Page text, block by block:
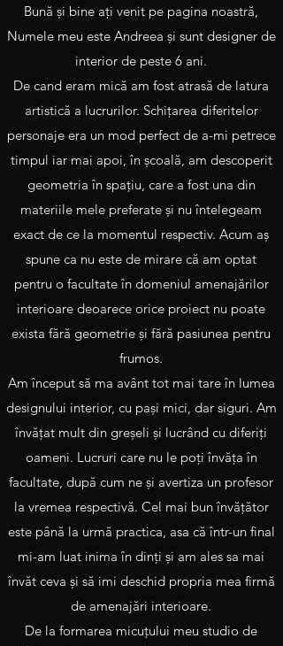
Obiectivul nostru este îmbunătăţirea modului
dumneavoastră de viaţă prin optimizarea
spaţiului precum şi armonizarea lui pentru a
crea un întreg. Rezultatul muncii noastre va fi
spaţiu excepţional, atemporal, „croit” pentru
personalitatea şi nevoile dumneavoastră.
Suntem aici pentru a crea un portret unic
cine sunteţi, cum trăiţi şi ce iubiţi.
Proiectele noastre preferate
Ce detalii avem nevoie pentru ofertare
Serviciile noastra
Bună şi bine aţi venit pe pagina noastră,
Numele meu este Andreea şi sunt designer de
interior de peste 6 ani.
De cand eram mică am fost atrasă de latura
artistică a lucrurilor. Schiţarea diferitelor
personaje era un mod perfect de a-mi petrece
timpul iar mai apoi, în şcoală, am descoperit
geometria în spaţiu, care a fost una din
materiile mele preferate şi nu întelegeam
exact de ce la momentul respectiv. Acum aş
spune ca nu este de mirare că am optat
pentru o facultate în domeniul amenajărilor
interioare deoarece orice proiect nu poate
exista fără geometrie şi fără pasiunea pentru
frumos.
Am început să ma avânt tot mai tare în lumea
designului interior, cu paşi mici, dar siguri. Am
învăţat mult din greşeli şi lucrând cu diferiţi
oameni. Lucruri care nu le poţi învăţa în
facultate, după cum ne şi avertiza un profesor
la vremea respectivă. Cel mai bun învăţător
este până la urmă practica, asa că într-un final
mi-am luat inima în dinţi şi am ales sa mai
învăt ceva şi să imi deschid propria mea firmă
de amenajări interioare.
De la formarea micuţului meu studio de